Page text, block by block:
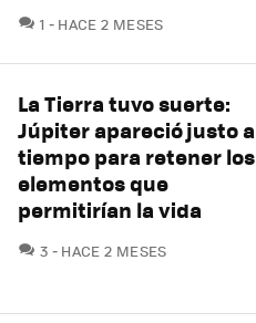
1 COMENTARIOS
HACE 2 MESES
La Tierra tuvo suerte:
Júpiter apareció justo a
tiempo para retener los
elementos que
permitirían la vida
3 COMENTARIOS
HACE 2 MESES